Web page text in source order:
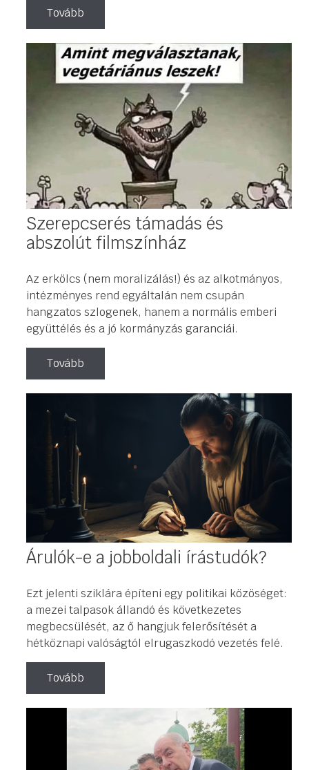
Tovább
Szerepcserés támadás és
abszolút filmszínház
Az erkölcs (nem moralizálás!) és az alkotmányos,
intézményes rend egyáltalán nem csupán
hangzatos szlogenek, hanem a normális emberi
együttélés és a jó kormányzás garanciái.
Tovább
Árulók-e a jobboldali írástudók?
Ezt jelenti sziklára építeni egy politikai közöséget:
a mezei talpasok állandó és következetes
megbecsülését, az ő hangjuk felerősítését a
hétköznapi valóságtól elrugaszkodó vezetés felé.
Tovább